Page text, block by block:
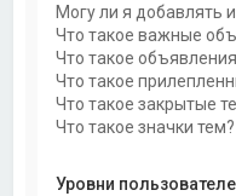
Могу ли я добавлять
Что такое важные
Что такое
Что такое
Что такое закрытые
Что такое значки тем?
Уровни